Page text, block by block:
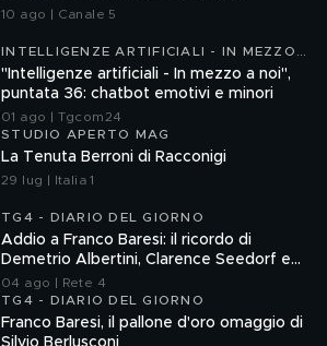
10 ago | Canale 5
INTELLIGENZE ARTIFICIALI - IN MEZZO
A NOI
"Intelligenze artificiali - In mezzo a noi",
puntata 36: chatbot emotivi e minori
01 ago | Tgcom24
STUDIO APERTO MAG
La Tenuta Berroni di Racconigi
29 lug | Italia 1
TG4 - DIARIO DEL GIORNO
Addio a Franco Baresi: il ricordo di
Demetrio Albertini, Clarence Seedorf e
Giovanni Galli
04 ago | Rete 4
TG4 - DIARIO DEL GIORNO
Franco Baresi, il pallone d'oro omaggio di
Silvio Berlusconi